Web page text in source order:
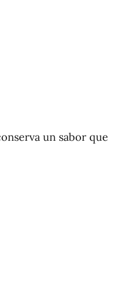
un sabor que